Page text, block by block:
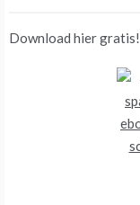
Download hier gratis!